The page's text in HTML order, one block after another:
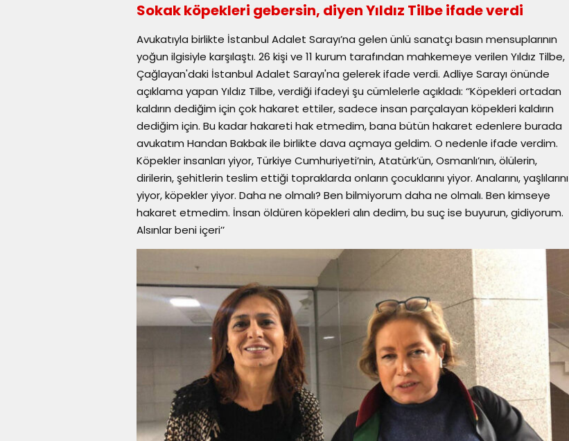
Sokak köpekleri gebersin, diyen Yıldız Tilbe ifade verdi
Avukatıyla birlikte İstanbul Adalet Sarayı’na gelen ünlü sanatçı basın mensuplarının
yoğun ilgisiyle karşılaştı. 26 kişi ve 11 kurum tarafından mahkemeye verilen Yıldız Tilbe,
Çağlayan'daki İstanbul Adalet Sarayı'na gelerek ifade verdi. Adliye Sarayı önünde
açıklama yapan Yıldız Tilbe, verdiği ifadeyi şu cümlelerle açıkladı: ‘’Köpekleri ortadan
kaldırın dediğim için çok hakaret ettiler, sadece insan parçalayan köpekleri kaldırın
dediğim için. Bu kadar hakareti hak etmedim, bana bütün hakaret edenlere burada
avukatım Handan Bakbak ile birlikte dava açmaya geldim. O nedenle ifade verdim.
Köpekler insanları yiyor, Türkiye Cumhuriyeti’nin, Atatürk’ün, Osmanlı’nın, ölülerin,
dirilerin, şehitlerin teslim ettiği topraklarda onların çocuklarını yiyor. Analarını, yaşlılarını
yiyor, köpekler yiyor. Daha ne olmalı? Ben bilmiyorum daha ne olmalı. Ben kimseye
hakaret etmedim. İnsan öldüren köpekleri alın dedim, bu suç ise buyurun, gidiyorum.
Alsınlar beni içeri’’